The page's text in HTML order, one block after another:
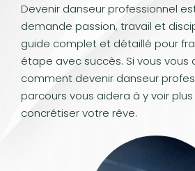
Devenir danseur professionnel
demande passion, travail et
guide complet et détaillé pour
étape avec succès. Si vous vous
comment devenir danseur
parcours vous aidera à y voir
concrétiser votre rêve.